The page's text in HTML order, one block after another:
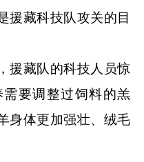
援藏科技队攻关的目
藏队的科技人员惊
要调整过饲料的羔
身体更加强壮、绒毛